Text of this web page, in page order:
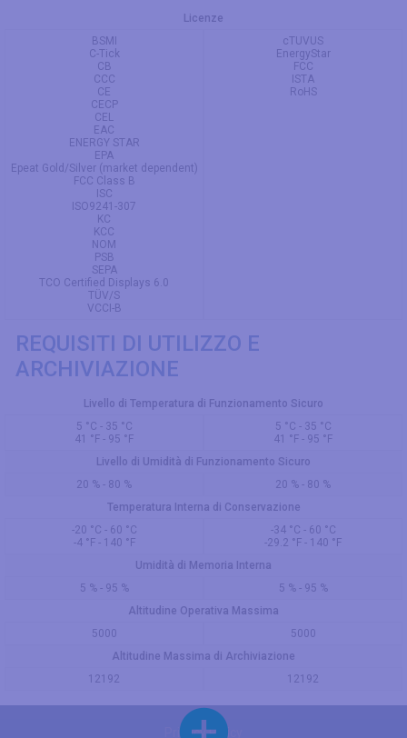
Licenze
BSMI
C-Tick
CB
CCC
CE
CECP
CEL
EAC
ENERGY STAR
EPA
Epeat Gold/Silver (market dependent)
FCC Class B
ISC
ISO9241-307
KC
KCC
NOM
PSB
SEPA
TCO Certified Displays 6.0
TÜV/S
VCCI-B
cTUVUS
EnergyStar
FCC
ISTA
RoHS
REQUISITI DI UTILIZZO E
ARCHIVIAZIONE
Livello di Temperatura di Funzionamento Sicuro
5 °C - 35 °C
41 °F - 95 °F
5 °C - 35 °C
41 °F - 95 °F
Livello di Umidità di Funzionamento Sicuro
20 % - 80 %
20 % - 80 %
Temperatura Interna di Conservazione
-20 °C - 60 °C
-4 °F - 140 °F
-34 °C - 60 °C
-29.2 °F - 140 °F
Umidità di Memoria Interna
5 % - 95 %
5 % - 95 %
Altitudine Operativa Massima
5000
5000
Altitudine Massima di Archiviazione
12192
12192
Privacy Policy